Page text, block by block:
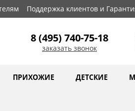
Поддержка клиентов и
8 (495) 740-75-18
заказать звонок
ПРИХОЖИЕ ДЕТСКИЕ